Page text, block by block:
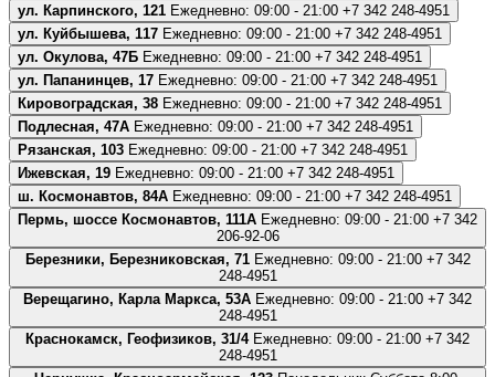
ул. Карпинского, 121 Ежедневно: 09:00 - 21:00 +7 342 248-4951
ул. Куйбышева, 117 Ежедневно: 09:00 - 21:00 +7 342 248-4951
ул. Окулова, 47Б Ежедневно: 09:00 - 21:00 +7 342 248-4951
ул. Папанинцев, 17 Ежедневно: 09:00 - 21:00 +7 342 248-4951
Кировоградская, 38 Ежедневно: 09:00 - 21:00 +7 342 248-4951
Подлесная, 47А Ежедневно: 09:00 - 21:00 +7 342 248-4951
Рязанская, 103 Ежедневно: 09:00 - 21:00 +7 342 248-4951
Ижевская, 19 Ежедневно: 09:00 - 21:00 +7 342 248-4951
ш. Космонавтов, 84А Ежедневно: 09:00 - 21:00 +7 342 248-4951
Пермь, шоссе Космонавтов, 111А Ежедневно: 09:00 - 21:00 +7 342
206-92-06
Березники, Березниковская, 71Ежедневно: 09:00 - 21:00+7 342
248-4951
Верещагино, Карла Маркса, 53А Ежедневно: 09:00 - 21:00 +7 342
248-4951
Краснокамск, Геофизиков, 31/4Ежедневно: 09:00 - 21:00 +7 342
248-4951